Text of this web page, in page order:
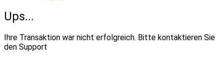
Ups...
Ihre Transaktion war nicht erfolgreich. Bitte kontaktieren Sie
den Support